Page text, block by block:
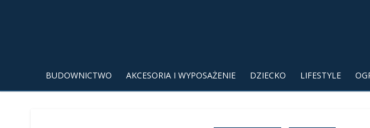
BUDOWNICTWO AKCESORIA I WYPOSAŻENIE DZIECKO LIFESTYLE